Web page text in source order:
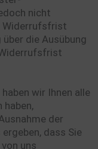
nicht
Widerrufsfrist
die Ausübung
wir Ihnen alle
haben,
der
dass Sie
uns